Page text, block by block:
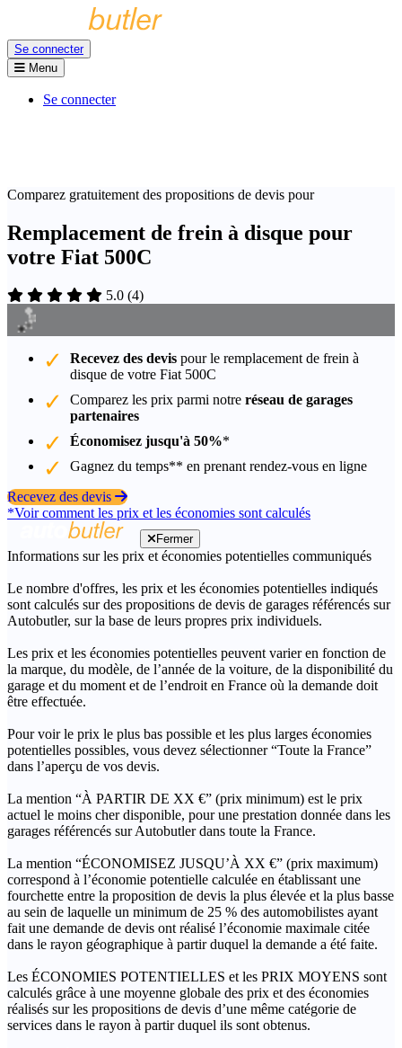
Se connecter
Menu
Se connecter
Comparez gratuitement des propositions de devis pour
Remplacement de frein à disque pour
votre Fiat 500C
5.0 (4)
Recevez des devis pour le remplacement de frein à
disque de votre Fiat 500C
Comparez les prix parmi notre réseau de garages
partenaires
Économisez jusqu'à 50%*
Gagnez du temps** en prenant rendez-vous en ligne
Recevez des devis
*Voir comment les prix et les économies sont calculés
Fermer
Informations sur les prix et économies potentielles communiqués
Le nombre d'offres, les prix et les économies potentielles indiqués
sont calculés sur des propositions de devis de garages référencés sur
Autobutler, sur la base de leurs propres prix individuels.
Les prix et les économies potentielles peuvent varier en fonction de
la marque, du modèle, de l’année de la voiture, de la disponibilité du
garage et du moment et de l’endroit en France où la demande doit
être effectuée.
Pour voir le prix le plus bas possible et les plus larges économies
potentielles possibles, vous devez sélectionner “Toute la France”
dans l’aperçu de vos devis.
La mention “À PARTIR DE XX €” (prix minimum) est le prix
actuel le moins cher disponible, pour une prestation donnée dans les
garages référencés sur Autobutler dans toute la France.
La mention “ÉCONOMISEZ JUSQU’À XX €” (prix maximum)
correspond à l’économie potentielle calculée en établissant une
fourchette entre la proposition de devis la plus élevée et la plus basse
au sein de laquelle un minimum de 25 % des automobilistes ayant
fait une demande de devis ont réalisé l’économie maximale citée
dans le rayon géographique à partir duquel la demande a été faite.
Les ÉCONOMIES POTENTIELLES et les PRIX MOYENS sont
calculés grâce à une moyenne globale des prix et des économies
réalisés sur les propositions de devis d’une même catégorie de
services dans le rayon à partir duquel ils sont obtenus.